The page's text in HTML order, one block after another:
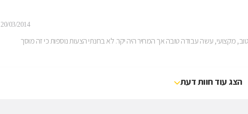
20/03/2014
מקצועי, עשה עבודה טובה אך המחיר היה יקר. לא בחנתי הצעות נוספות כי זה מוסך
הצג עוד חוות דעת